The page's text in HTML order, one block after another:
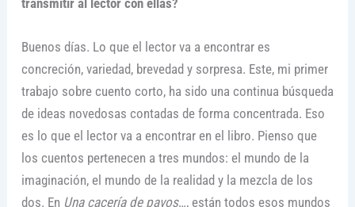
Buenos días. Lo que el lector va a encontrar es
concreción, variedad, brevedad y sorpresa. Este, mi primer
trabajo sobre cuento corto, ha sido una continua búsqueda
de ideas novedosas contadas de forma concentrada. Eso
es lo que el lector va a encontrar en el libro. Pienso que
los cuentos pertenecen a tres mundos: el mundo de la
imaginación, el mundo de la realidad y la mezcla de los
dos. En Una cacería de pavos…, están todos esos mundos